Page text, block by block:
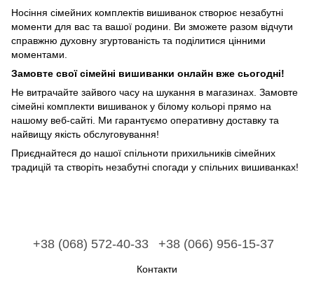
Носіння сімейних комплектів вишиванок створює незабутні
моменти для вас та вашої родини. Ви зможете разом відчути
справжню духовну згуртованість та поділитися цінними
моментами.
Замовте свої сімейні вишиванки онлайн вже сьогодні!
Не витрачайте зайвого часу на шукання в магазинах. Замовте
сімейні комплекти вишиванок у білому кольорі прямо на
нашому веб-сайті. Ми гарантуємо оперативну доставку та
найвищу якість обслуговування!
Приєднайтеся до нашої спільноти прихильників сімейних
традицій та створіть незабутні спогади у спільних вишиванках!
+38 (068) 572-40-33 +38 (066) 956-15-37
Контакти